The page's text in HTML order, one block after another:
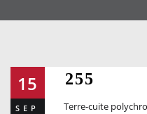
15
SEP
255
Terre-cuite